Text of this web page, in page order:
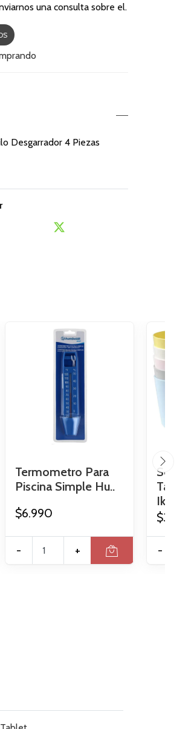
una consulta sobre el.
Desgarrador 4 Piezas
Termometro Para
Piscina Simple Hu..
$6.990
- +
Set 6
Ik..
$3.990
-